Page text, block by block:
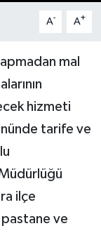
A- A+
mal
hizmeti
tarife ve
ilçe
ve